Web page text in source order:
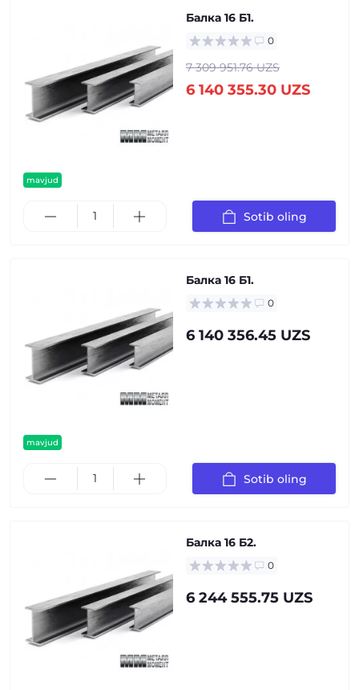
mavjud
Балка 16 Б1.
0
7 309 951.76 UZS
6 140 355.30 UZS
Sotib oling
mavjud
Балка 16 Б1.
0
6 140 356.45 UZS
Sotib oling
Балка 16 Б2.
0
6 244 555.75 UZS